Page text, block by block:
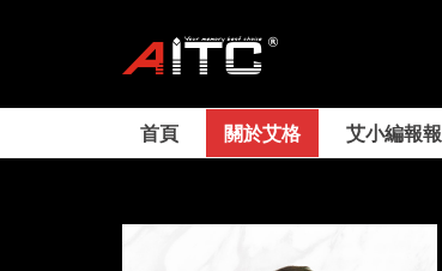
首頁 關於艾格 艾小編報報